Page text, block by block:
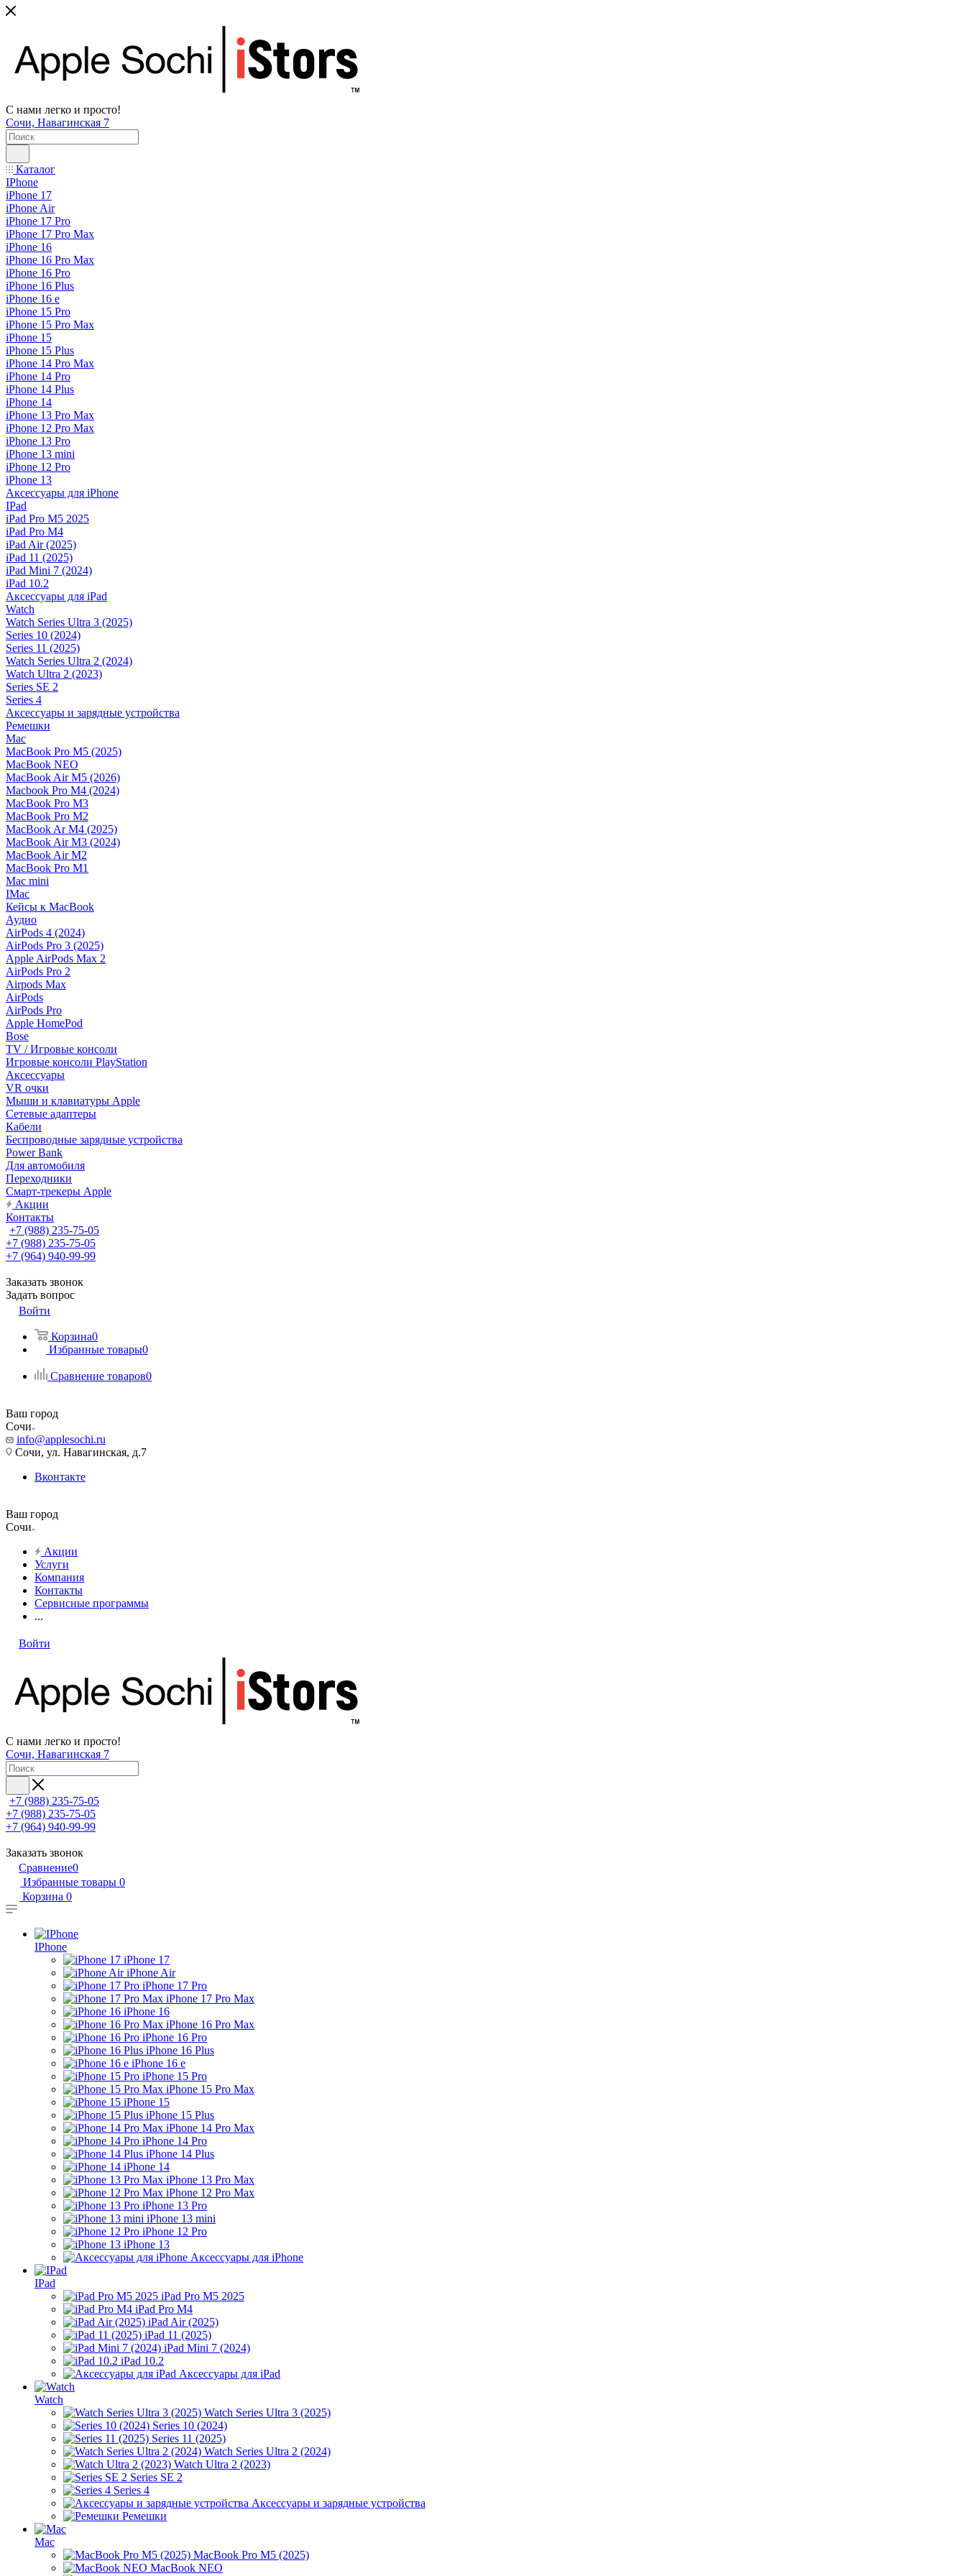
С нами легко и просто!
Сочи, Навагинская 7
Каталог
IPhone
iPhone 17
iPhone Air
iPhone 17 Pro
iPhone 17 Pro Max
iPhone 16
iPhone 16 Pro Max
iPhone 16 Pro
iPhone 16 Plus
iPhone 16 e
iPhone 15 Pro
iPhone 15 Pro Max
iPhone 15
iPhone 15 Plus
iPhone 14 Pro Max
iPhone 14 Pro
iPhone 14 Plus
iPhone 14
iPhone 13 Pro Max
iPhone 12 Pro Max
iPhone 13 Pro
iPhone 13 mini
iPhone 12 Pro
iPhone 13
Аксессуары для iPhone
IPad
iPad Pro M5 2025
iPad Pro M4
iPad Air (2025)
iPad 11 (2025)
iPad Mini 7 (2024)
iPad 10.2
Аксессуары для iPad
Watch
Watch Series Ultra 3 (2025)
Series 10 (2024)
Series 11 (2025)
Watch Series Ultra 2 (2024)
Watch Ultra 2 (2023)
Series SE 2
Series 4
Аксессуары и зарядные устройства
Ремешки
Mac
MacBook Pro M5 (2025)
MacBook NEO
MacBook Air M5 (2026)
Macbook Pro M4 (2024)
MacBook Pro M3
MacBook Pro M2
MacBook Ar M4 (2025)
MacBook Air M3 (2024)
MacBook Air M2
MacBook Pro M1
Mac mini
IMac
Кейсы к MacBook
Аудио
AirPods 4 (2024)
AirPods Pro 3 (2025)
Apple AirPods Max 2
AirPods Pro 2
Airpods Max
AirPods
AirPods Pro
Apple HomePod
Bose
TV / Игровые консоли
Игровые консоли PlayStation
Аксессуары
VR очки
Мыши и клавиатуры Apple
Сетевые адаптеры
Кабели
Беспроводные зарядные устройства
Power Bank
Для автомобиля
Переходники
Смарт-трекеры Apple
Акции
Контакты
+7 (988) 235-75-05
+7 (988) 235-75-05
+7 (964) 940-99-99
Заказать звонок
Задать вопрос
Войти
Корзина0
Избранные товары0
Сравнение товаров0
Ваш город
Сочи
info@applesochi.ru
Сочи, ул. Навагинская, д.7
Вконтакте
Ваш город
Сочи
Акции
Услуги
Компания
Контакты
Сервисные программы
...
Войти
С нами легко и просто!
Сочи, Навагинская 7
+7 (988) 235-75-05
+7 (988) 235-75-05
+7 (964) 940-99-99
Заказать звонок
Сравнение0
Избранные товары 0
Корзина 0
IPhone
iPhone 17
iPhone Air
iPhone 17 Pro
iPhone 17 Pro Max
iPhone 16
iPhone 16 Pro Max
iPhone 16 Pro
iPhone 16 Plus
iPhone 16 e
iPhone 15 Pro
iPhone 15 Pro Max
iPhone 15
iPhone 15 Plus
iPhone 14 Pro Max
iPhone 14 Pro
iPhone 14 Plus
iPhone 14
iPhone 13 Pro Max
iPhone 12 Pro Max
iPhone 13 Pro
iPhone 13 mini
iPhone 12 Pro
iPhone 13
Аксессуары для iPhone
IPad
iPad Pro M5 2025
iPad Pro M4
iPad Air (2025)
iPad 11 (2025)
iPad Mini 7 (2024)
iPad 10.2
Аксессуары для iPad
Watch
Watch Series Ultra 3 (2025)
Series 10 (2024)
Series 11 (2025)
Watch Series Ultra 2 (2024)
Watch Ultra 2 (2023)
Series SE 2
Series 4
Аксессуары и зарядные устройства
Ремешки
Mac
MacBook Pro M5 (2025)
MacBook NEO